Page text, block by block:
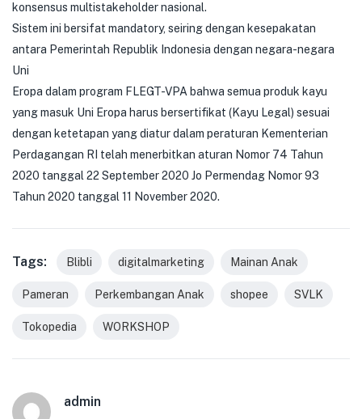
konsensus multistakeholder nasional.
Sistem ini bersifat mandatory, seiring dengan kesepakatan
antara Pemerintah Republik Indonesia dengan negara-negara
Uni
Eropa dalam program FLEGT-VPA bahwa semua produk kayu
yang masuk Uni Eropa harus bersertifikat (Kayu Legal) sesuai
dengan ketetapan yang diatur dalam peraturan Kementerian
Perdagangan RI telah menerbitkan aturan Nomor 74 Tahun
2020 tanggal 22 September 2020 Jo Permendag Nomor 93
Tahun 2020 tanggal 11 November 2020.
Tags: Blibli digitalmarketing Mainan Anak
Pameran Perkembangan Anak shopee SVLK
Tokopedia WORKSHOP
admin